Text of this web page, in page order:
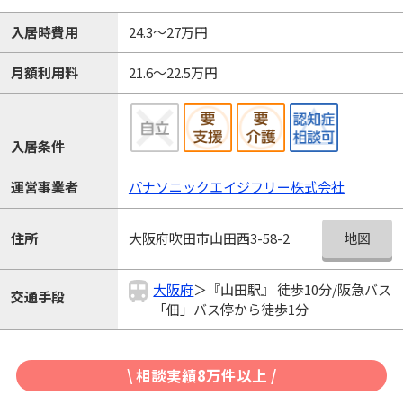
入居時費用 24.3～27万円
月額利用料 21.6～22.5万円
入居条件
運営事業者 パナソニックエイジフリー株式会社
住所 大阪府吹田市山田西3-58-2 地図
交通手段 大阪府＞『山田駅』 徒歩10分/阪急バス
「佃」バス停から徒歩1分
\ 相談実績8万件以上 /